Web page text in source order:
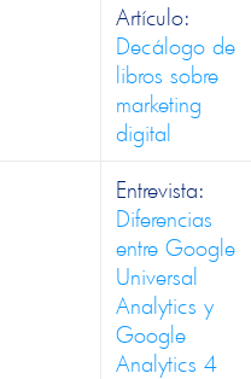
Artículo:
Decálogo de
libros sobre
marketing
digital
Entrevista:
Diferencias
entre Google
Universal
Analytics y
Google
Analytics 4